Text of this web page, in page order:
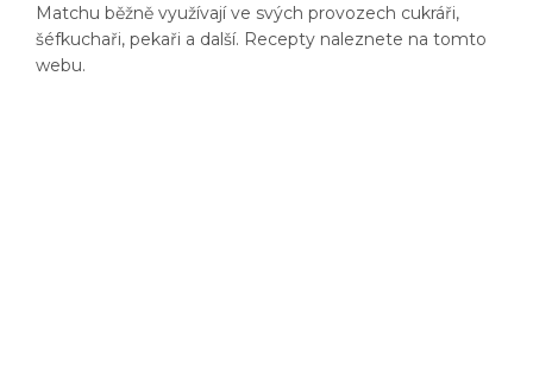
Matchu běžně využívají ve svých provozech cukráři,
šéfkuchaři, pekaři a další. Recepty naleznete na tomto
webu.